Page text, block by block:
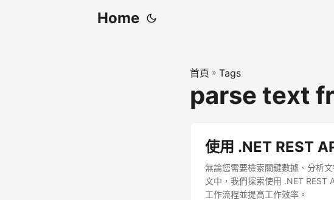
Home
首頁 » Tags
parse text
使用 .NET REST
無論您需要檢索關鍵數據、分析
文中，我們探索使用 .NET REST
工作流程並提高工作效率。